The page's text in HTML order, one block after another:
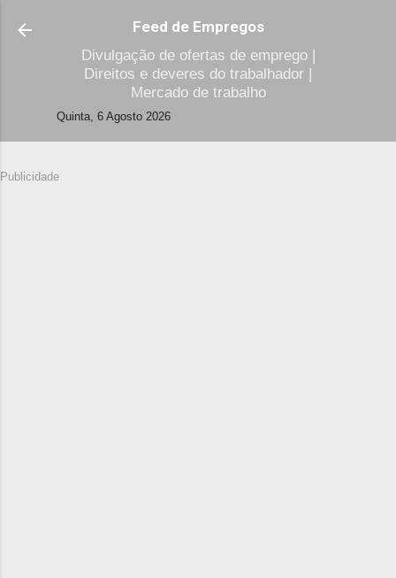
Avançar para o conteúdo principal
Feed de Empregos
Divulgação de ofertas de emprego |
Direitos e deveres do trabalhador |
Mercado de trabalho
Quinta, 6 Agosto 2026
Publicidade